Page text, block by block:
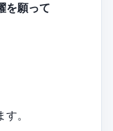
を願って
。